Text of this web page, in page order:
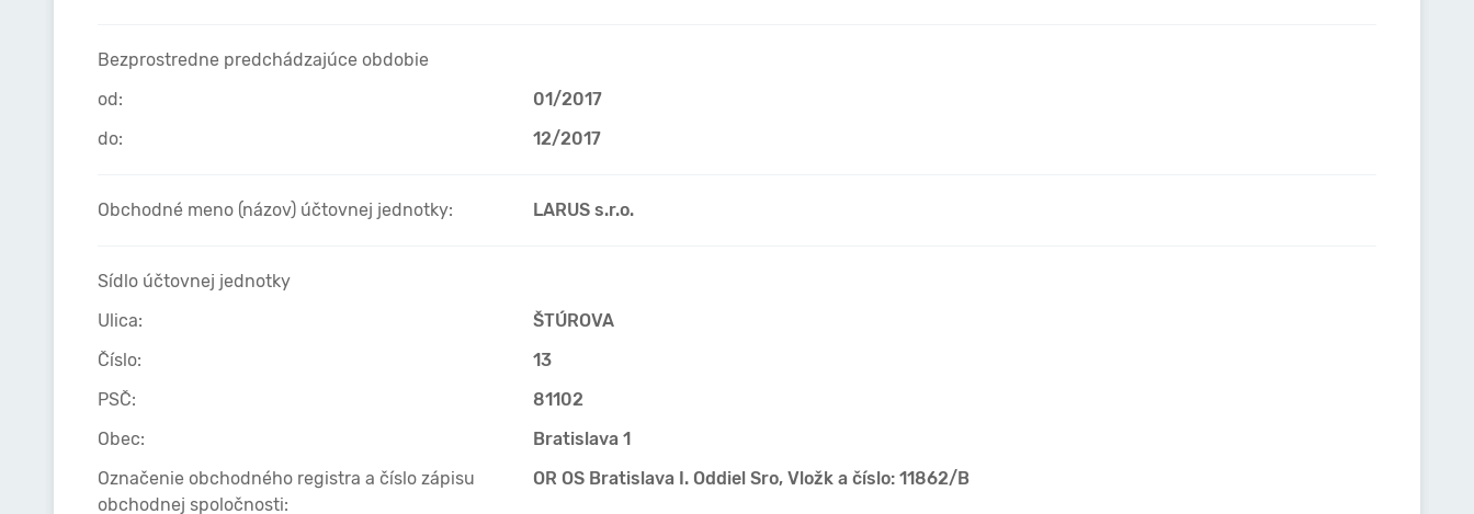
Bezprostredne predchádzajúce obdobie
od:
01/2017
do:
12/2017
Obchodné meno (názov) účtovnej jednotky: LARUS s.r.o.
Sídlo účtovnej jednotky
Ulica:
ŠTÚROVA
Číslo:
13
PSČ:
81102
Obec:
Bratislava 1
Označenie obchodného registra a číslo zápisu
obchodnej spoločnosti:
OR OS Bratislava I. Oddiel Sro, Vložk a číslo: 11862/B